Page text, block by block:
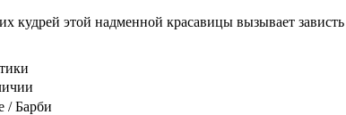
этой надменной красавицы вызывает
/ Барби